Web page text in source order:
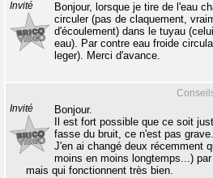
Invité
Bonjour, lorsque je tire de l'eau
circuler (pas de claquement,
d'écoulement) dans le tuyau
eau). Par contre eau froide
leger). Merci d'avance.
Invité
Bonjour.
Il est fort possible que ce soit
fasse du bruit, ce n'est pas grave.
J'en ai changé deux récemment
moins en moins longtemps...)
mais qui fonctionnent très bien.